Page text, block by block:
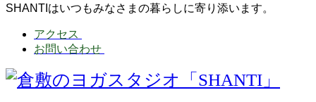
SHANTIはいつもみなさまの暮らしに寄り添います。
アクセス
お問い合わせ